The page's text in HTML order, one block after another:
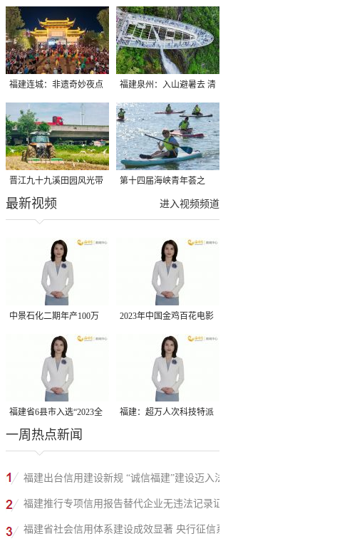
福建连城：非遗奇妙夜点
亮夏夜
福建泉州：入山避暑去 清
凉好惬意
晋江九十九溪田园风光带
千亩早稻迎来成熟收割季
第十四届海峡青年荟之
2026榕台青年大学生水上
进入视频频道
最新视频
中景石化二期年产100万
吨丙烷脱氢项目建成中交
2023年中国金鸡百花电影
节有福电影巡展31日启动
福建省6县市入选“2023全
国县域发展潜力百强县”
福建：超万人次科技特派
一周热点新闻
福建出台信用建设新规 “诚信福建”建设迈入法
治化新阶段
福建推行专项信用报告替代企业无违法记录证
明改革成效显著
福建省社会信用体系建设成效显著 央行征信系